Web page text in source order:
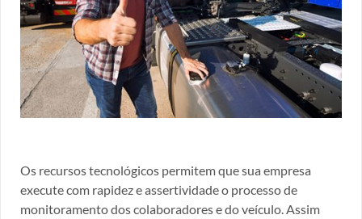
Os recursos tecnológicos permitem que sua empresa
execute com rapidez e assertividade o processo de
monitoramento dos colaboradores e do veículo. Assim